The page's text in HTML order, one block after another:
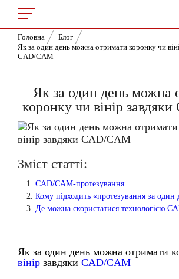
Головна
Блог
Як за один день можна отримати коронку чи
CAD/CAM
Як за один день можна
коронку чи вінір
Зміст статті:
CAD/CAM-протезування
Кому підходить «протезування за один
Де можна скористатися технологією
Як за один день можна отримати
вінір завдяки CAD/CAM